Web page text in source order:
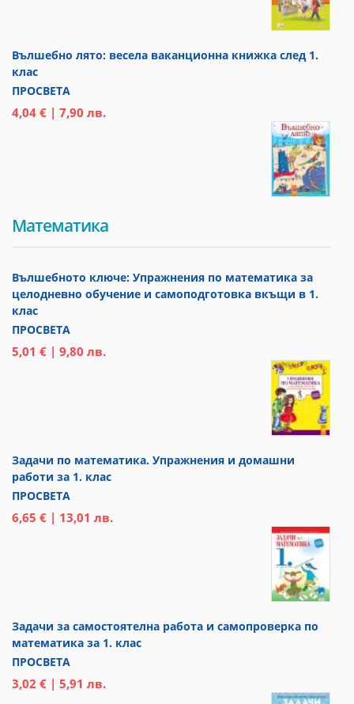
Вълшебно лято: весела ваканционна книжка след 1.
клас
ПРОСВЕТА
4,04 € | 7,90 лв.
Математика
Вълшебното ключе: Упражнения по математика за
целодневно обучение и самоподготовка вкъщи в 1.
клас
ПРОСВЕТА
5,01 € | 9,80 лв.
Задачи по математика. Упражнения и домашни
работи за 1. клас
ПРОСВЕТА
6,65 € | 13,01 лв.
Задачи за самостоятелна работа и самопроверка по
математика за 1. клас
ПРОСВЕТА
3,02 € | 5,91 лв.